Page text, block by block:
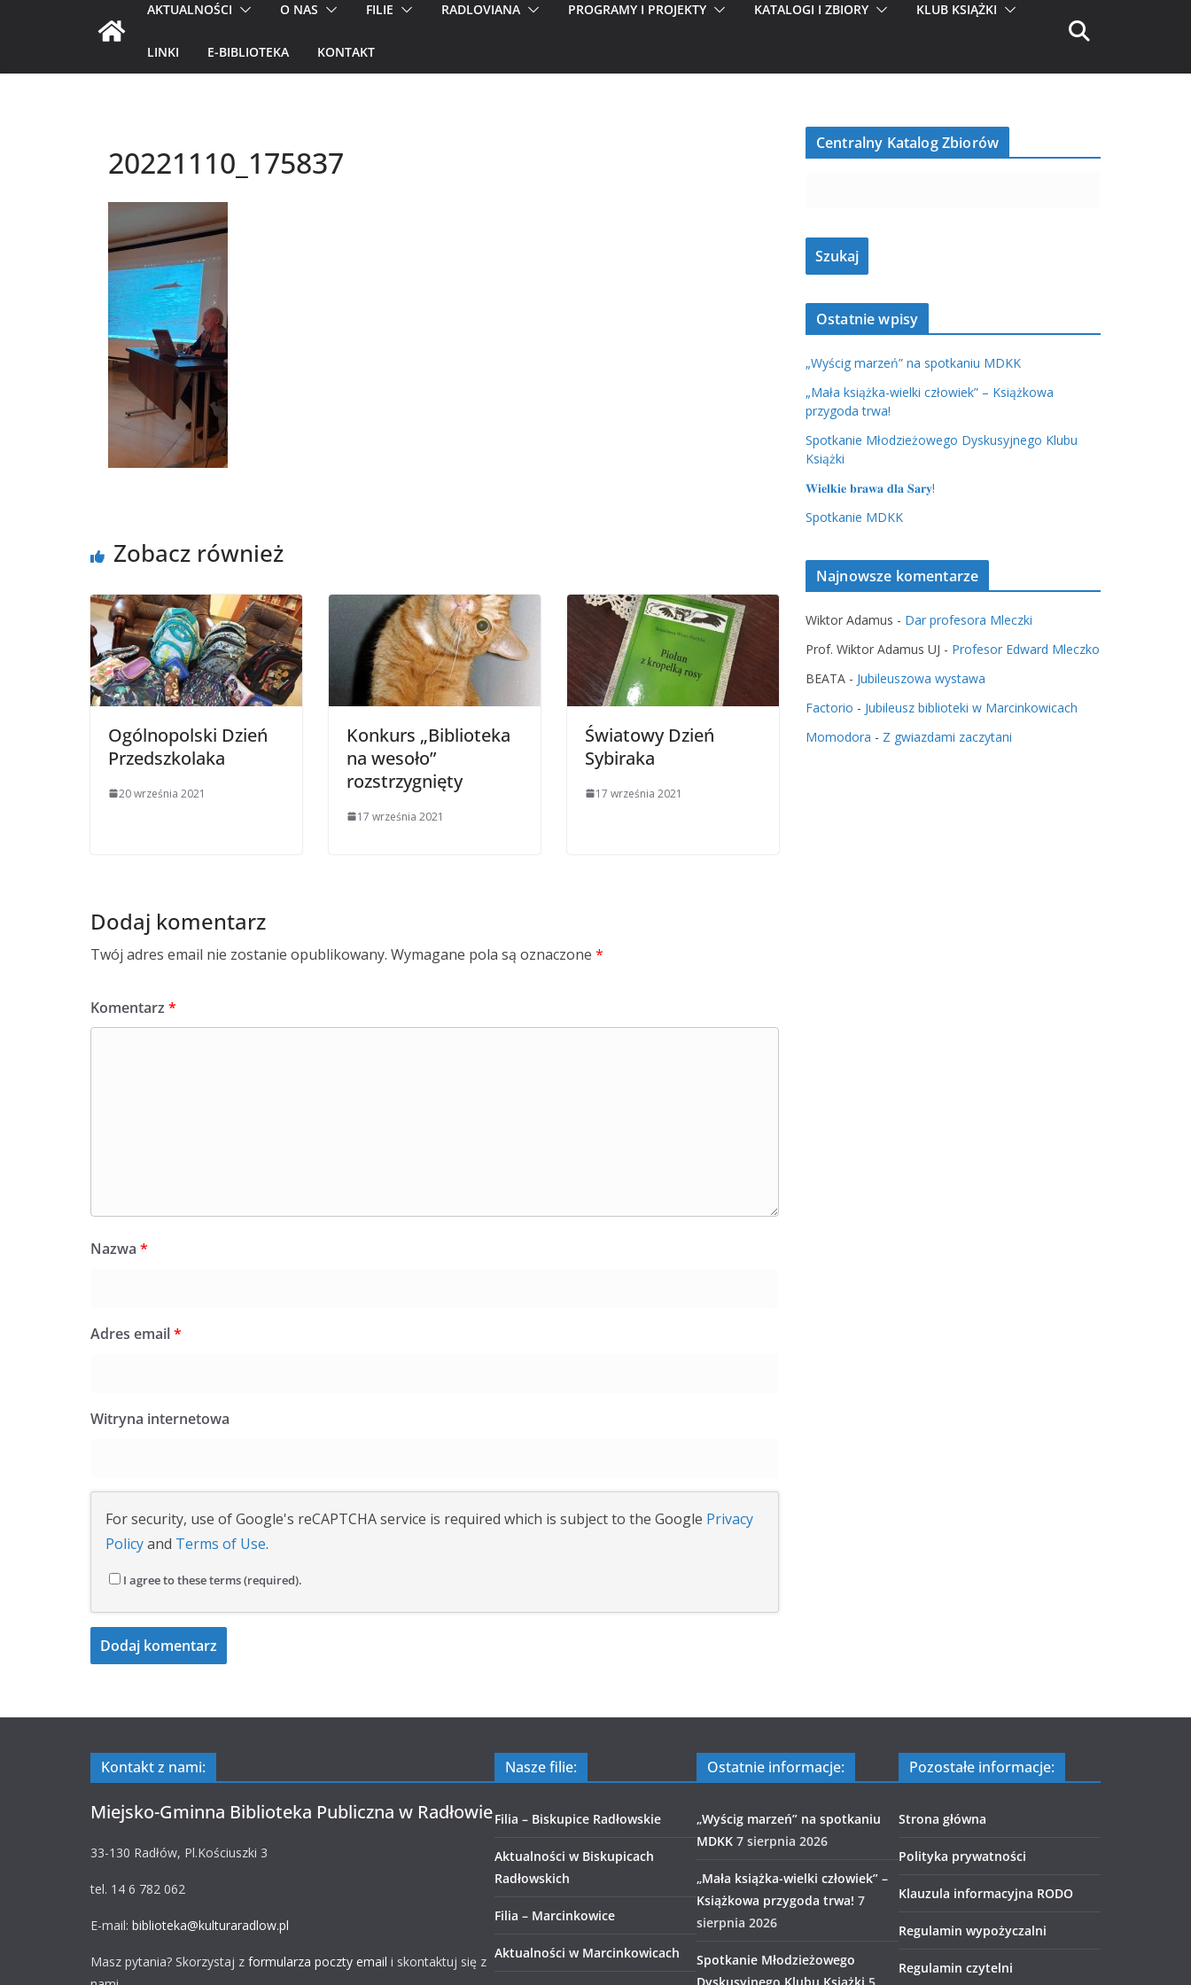
AKTUALNOŚCI O NAS FILIE RADLOVIANA PROGRAMY I PROJEKTY KATALOGI I ZBIORY KLUB KSIĄŻKI
LINKI E-BIBLIOTEKA KONTAKT
20221110_175837
Zobacz również
Ogólnopolski Dzień
Przedszkolaka
20 września 2021
Konkurs „Biblioteka
na wesoło”
rozstrzygnięty
17 września 2021
Światowy Dzień
Sybiraka
17 września 2021
Dodaj komentarz
Twój adres email nie zostanie opublikowany. Wymagane pola są oznaczone *
Komentarz *
Nazwa *
Adres email*
Witryna internetowa
For security, use of Google's reCAPTCHA service is required which is subject to the Google Privacy
Policyand Terms of Use.
I agree to these terms (required).
Centralny Katalog Zbiorów
Ostatnie wpisy
„Wyścig marzeń” na spotkaniu MDKK
„Mała książka-wielki człowiek” – Książkowa
przygoda trwa!
Spotkanie Młodzieżowego Dyskusyjnego Klubu
Książki
𝐖𝐢𝐞𝐥𝐤𝐢𝐞 𝐛𝐫𝐚𝐰𝐚 𝐝𝐥𝐚 𝐒𝐚𝐫𝐲!
Spotkanie MDKK
Najnowsze komentarze
Wiktor Adamus - Dar profesora Mleczki
Prof. Wiktor Adamus UJ - Profesor Edward Mleczko
BEATA - Jubileuszowa wystawa
Factorio - Jubileusz biblioteki w Marcinkowicach
Momodora - Z gwiazdami zaczytani
Kontakt z nami:
Miejsko-Gminna Biblioteka Publiczna w Radłowie
33-130 Radłów, Pl.Kościuszki 3
tel. 14 6 782 062
E-mail: biblioteka@kulturaradlow.pl
Masz pytania? Skorzystaj z formularza poczty email i skontaktuj się z
Nasze filie:
Filia – Biskupice Radłowskie
Aktualności w Biskupicach
Radłowskich
Filia – Marcinkowice
Aktualności w Marcinkowicach
Ostatnie informacje:
„Wyścig marzeń” na spotkaniu
MDKK 7 sierpnia 2026
„Mała książka-wielki człowiek” –
Książkowa przygoda trwa! 7
sierpnia 2026
Spotkanie Młodzieżowego
Pozostałe informacje:
Strona główna
Polityka prywatności
Klauzula informacyjna RODO
Regulamin wypożyczalni
Regulamin czytelni